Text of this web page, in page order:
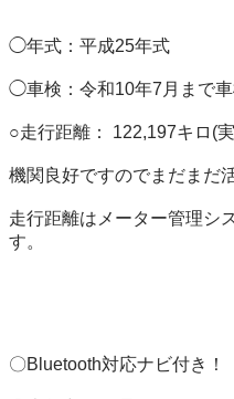
◯年式：平成25年式
◯車検：令和10年7月まで車
○走行距離： 122,197キロ(
機関良好ですのでまだまだ
走行距離はメーター管理シ
す。
〇Bluetooth対応ナビ付き！